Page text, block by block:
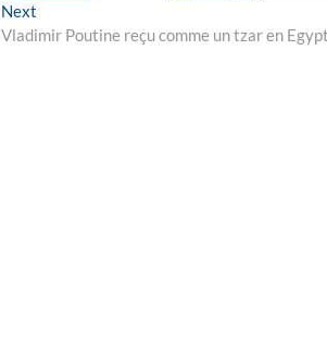
Next
post:
Vladimir Poutine reçu comme un tzar en